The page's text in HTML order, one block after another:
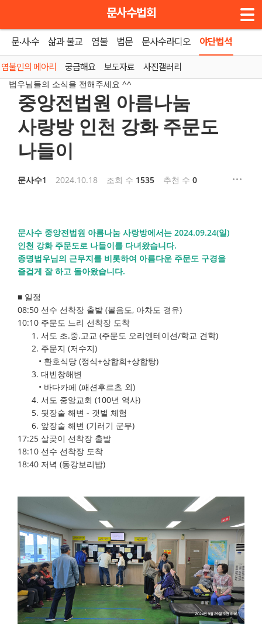
메뉴 건너뛰기
문사수법회
문·사·수 삶과 불교 염불 법문 문사수라디오 야단법석
염불인의 메아리 궁금해요 보도자료 사진갤러리
홈 »염불인의 메아리
법우님들의 소식을 전해주세요 ^^
중앙전법원 아름나눔
사랑방 인천 강화 주문도
나들이
문사수1 2024.10.18 조회 수 1535 추천 수 0
문사수 중앙전법원 아름나눔 사랑방에서는 2024.09.24(일)
인천 강화 주문도로 나들이를 다녀왔습니다.
종명법우님의 근무지를 비롯하여 아름다운 주문도 구경을
즐겁게 잘 하고 돌아왔습니다.
■ 일정
08:50 선수 선착장 출발 (볼음도, 아차도 경유)
10:10 주문도 느리 선착장 도착
1. 서도 초.중.고교 (주문도 오리엔테이션/학교 견학)
2. 주문지 (저수지)
• 환호식당 (정식+상합회+상합탕)
3. 대빈창해변
• 바다카페 (패션후르츠 외)
4. 서도 중앙교회 (100년 역사)
5. 뒷장술 해변 - 갯벌 체험
6. 앞장술 해변 (기러기 군무)
17:25 살곶이 선착장 출발
18:10 선수 선착장 도착
18:40 저녁 (동강보리밥)